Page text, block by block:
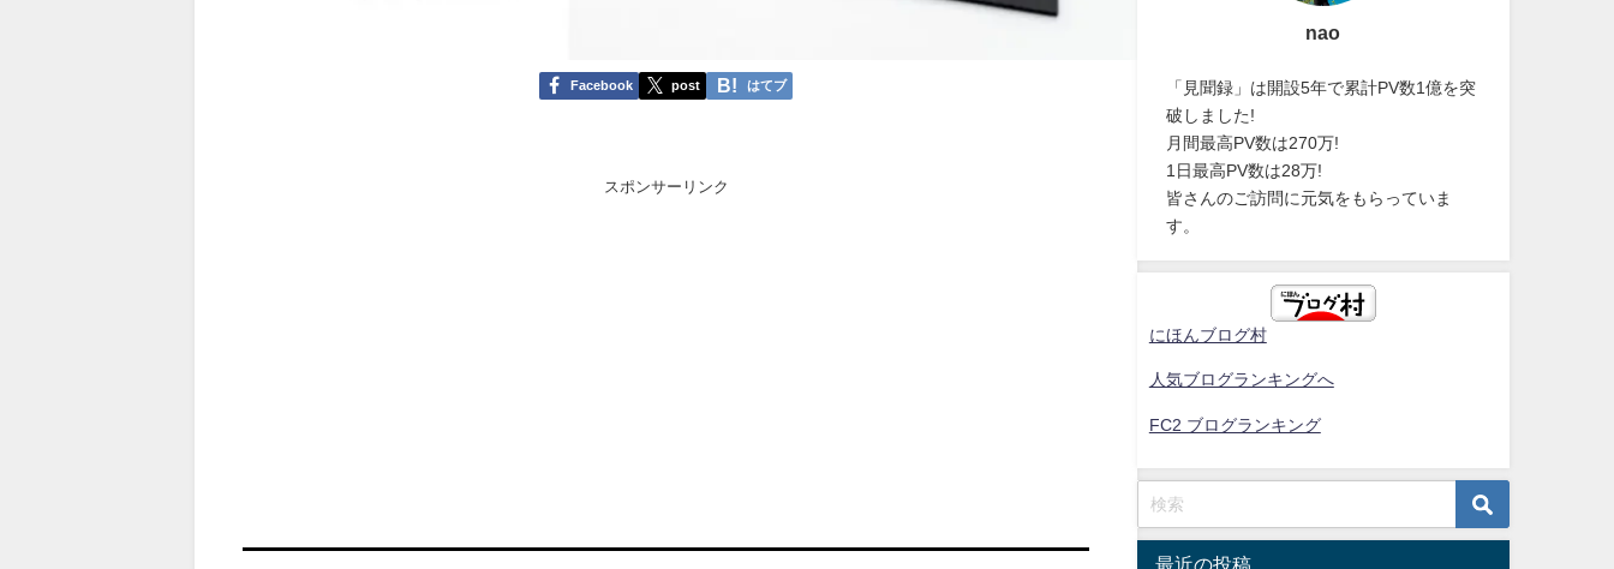
Facebook post はてブ
スポンサーリンク
nao
「見聞録」は開設5年で累計PV数1億を突
破しました!
月間最高PV数は270万!
1日最高PV数は28万!
皆さんのご訪問に元気をもらっていま
す。
にほんブログ村
人気ブログランキングへ
FC2 ブログランキング
最近の投稿